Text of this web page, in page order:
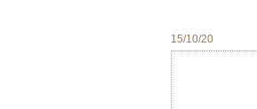
15/10/20